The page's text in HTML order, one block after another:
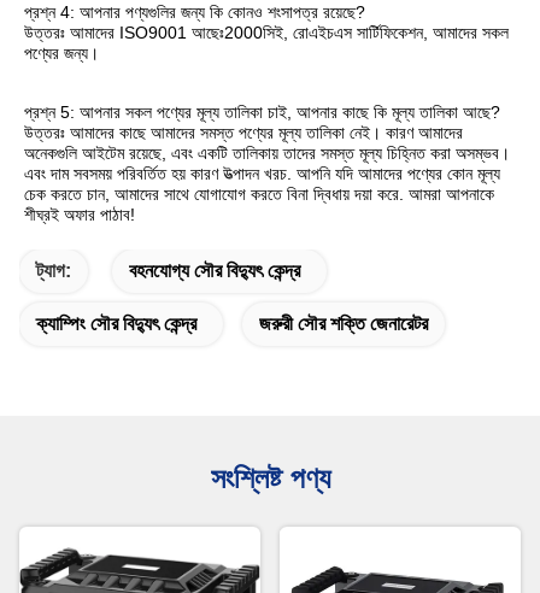
প্রশ্ন 4: আপনার পণ্যগুলির জন্য কি কোনও শংসাপত্র রয়েছে?
উত্তরঃ আমাদের ISO9001 আছেঃ2000সিই, রোএইচএস সার্টিফিকেশন, আমাদের সকল
পণ্যের জন্য।
প্রশ্ন 5: আপনার সকল পণ্যের মূল্য তালিকা চাই, আপনার কাছে কি মূল্য তালিকা আছে?
উত্তরঃ আমাদের কাছে আমাদের সমস্ত পণ্যের মূল্য তালিকা নেই। কারণ আমাদের
অনেকগুলি আইটেম রয়েছে, এবং একটি তালিকায় তাদের সমস্ত মূল্য চিহ্নিত করা অসম্ভব।
এবং দাম সবসময় পরিবর্তিত হয় কারণ উত্পাদন খরচ. আপনি যদি আমাদের পণ্যের কোন মূল্য
চেক করতে চান, আমাদের সাথে যোগাযোগ করতে বিনা দ্বিধায় দয়া করে. আমরা আপনাকে
শীঘ্রই অফার পাঠাব!
ট্যাগ: বহনযোগ্য সৌর বিদ্যুৎ কেন্দ্র
ক্যাম্পিং সৌর বিদ্যুৎ কেন্দ্র জরুরী সৌর শক্তি জেনারেটর
সংশ্লিষ্ট পণ্য